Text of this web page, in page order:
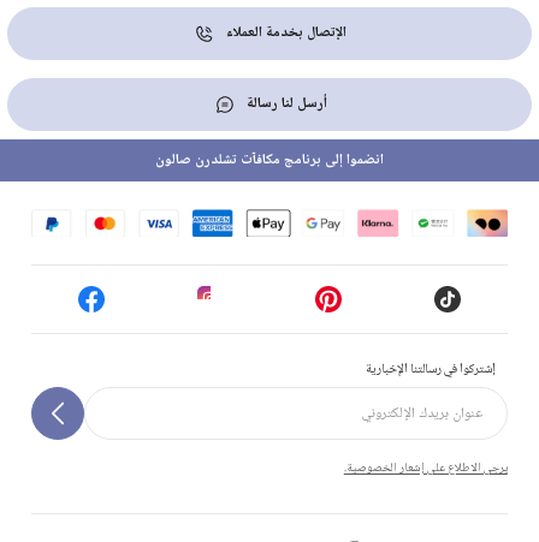
الإتصال بخدمة العملاء
أرسل لنا رسالة
إشتركوا في رسالتنا الإخبارية
يرجى الاطلاع على إشعار الخصوصية.
انضموا إلى برنامج مكافآت تشلدرن صالون